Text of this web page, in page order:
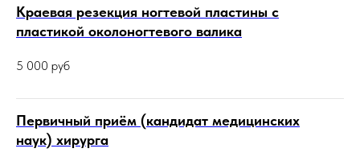
Краевая резекция ногтевой пластины с
пластикой околоногтевого валика
5 000 руб
Первичный приём (кандидат медицинских
наук) хирурга